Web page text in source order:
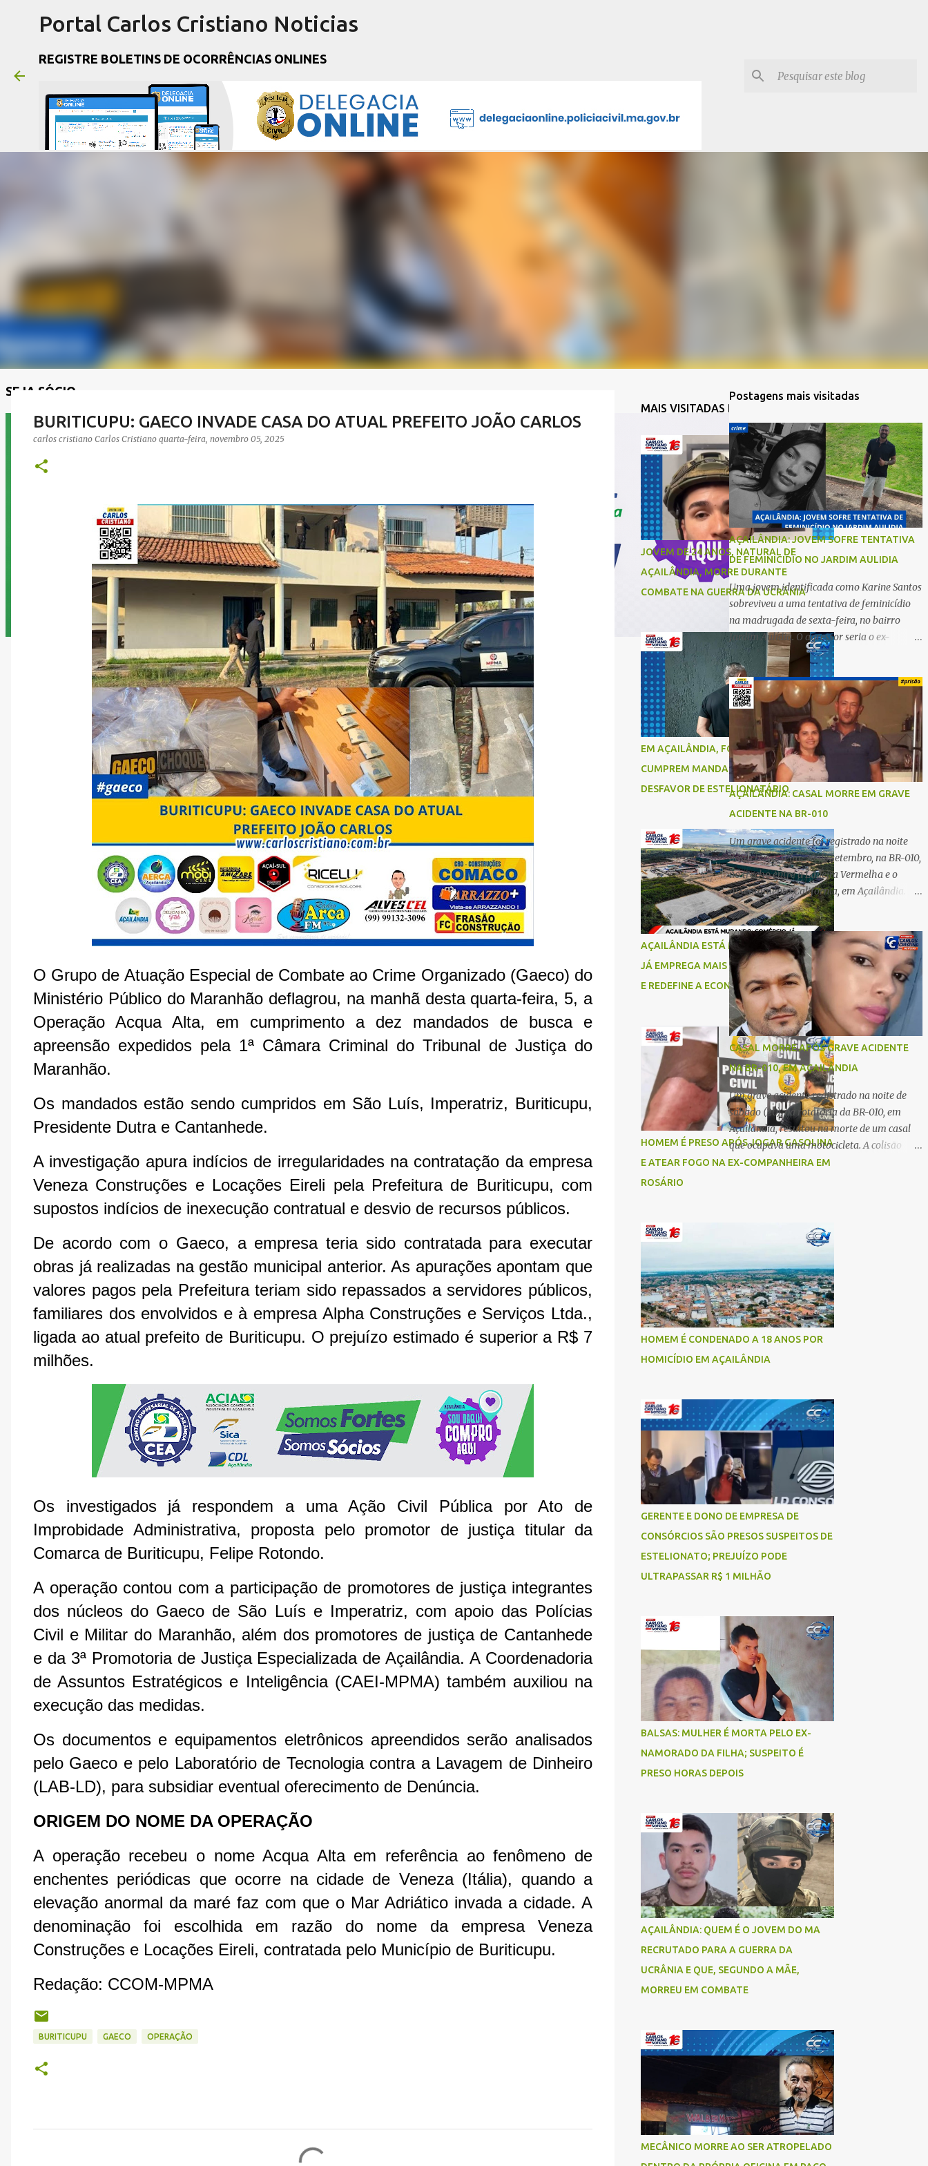
Portal Carlos Cristiano Noticias
REGISTRE BOLETINS DE OCORRÊNCIAS ONLINES
SEJA SÓCIO
BURITICUPU: GAECO INVADE CASA DO ATUAL PREFEITO JOÃO CARLOS
carlos cristiano Carlos Cristiano quarta-feira, novembro 05, 2025
O Grupo de Atuação Especial de Combate ao Crime Organizado (Gaeco) do
Ministério Público do Maranhão deflagrou, na manhã desta quarta-feira, 5, a
Operação Acqua Alta, em cumprimento a dez mandados de busca e
apreensão expedidos pela 1ª Câmara Criminal do Tribunal de Justiça do
Maranhão.
Os mandados estão sendo cumpridos em São Luís, Imperatriz, Buriticupu,
Presidente Dutra e Cantanhede.
A investigação apura indícios de irregularidades na contratação da empresa
Veneza Construções e Locações Eireli pela Prefeitura de Buriticupu, com
supostos indícios de inexecução contratual e desvio de recursos públicos.
De acordo com o Gaeco, a empresa teria sido contratada para executar
obras já realizadas na gestão municipal anterior. As apurações apontam que
valores pagos pela Prefeitura teriam sido repassados a servidores públicos,
familiares dos envolvidos e à empresa Alpha Construções e Serviços Ltda.,
ligada ao atual prefeito de Buriticupu. O prejuízo estimado é superior a R$ 7
milhões.
Os investigados já respondem a uma Ação Civil Pública por Ato de
Improbidade Administrativa, proposta pelo promotor de justiça titular da
Comarca de Buriticupu, Felipe Rotondo.
A operação contou com a participação de promotores de justiça integrantes
dos núcleos do Gaeco de São Luís e Imperatriz, com apoio das Polícias
Civil e Militar do Maranhão, além dos promotores de justiça de Cantanhede
e da 3ª Promotoria de Justiça Especializada de Açailândia. A Coordenadoria
de Assuntos Estratégicos e Inteligência (CAEI-MPMA) também auxiliou na
execução das medidas.
Os documentos e equipamentos eletrônicos apreendidos serão analisados
pelo Gaeco e pelo Laboratório de Tecnologia contra a Lavagem de Dinheiro
(LAB-LD), para subsidiar eventual oferecimento de Denúncia.
ORIGEM DO NOME DA OPERAÇÃO
A operação recebeu o nome Acqua Alta em referência ao fenômeno de
enchentes periódicas que ocorre na cidade de Veneza (Itália), quando a
elevação anormal da maré faz com que o Mar Adriático invada a cidade. A
denominação foi escolhida em razão do nome da empresa Veneza
Construções e Locações Eireli, contratada pelo Município de Buriticupu.
Redação: CCOM-MPMA
BURITICUPU GAECO OPERAÇÃO
MAIS VISITADAS DA SEMANA
JOVEM DE 24 ANOS, NATURAL DE
AÇAILÂNDIA, MORRE DURANTE
COMBATE NA GUERRA DA UCRÂNIA
EM AÇAILÂNDIA, FORÇAS DE SEGURANÇA
CUMPREM MANDADO DE PRISÃO EM
DESFAVOR DE ESTELIONATÁRIO
AÇAILÂNDIA ESTÁ MUDANDO: COMÉRCIO
JÁ EMPREGA MAIS DO QUE A INDÚSTRIA
E REDEFINE A ECONOMIA DO MUNICÍPIO
HOMEM É PRESO APÓS JOGAR GASOLINA
E ATEAR FOGO NA EX-COMPANHEIRA EM
ROSÁRIO
HOMEM É CONDENADO A 18 ANOS POR
HOMICÍDIO EM AÇAILÂNDIA
GERENTE E DONO DE EMPRESA DE
CONSÓRCIOS SÃO PRESOS SUSPEITOS DE
ESTELIONATO; PREJUÍZO PODE
ULTRAPASSAR R$ 1 MILHÃO
BALSAS: MULHER É MORTA PELO EX-
NAMORADO DA FILHA; SUSPEITO É
PRESO HORAS DEPOIS
AÇAILÂNDIA: QUEM É O JOVEM DO MA
RECRUTADO PARA A GUERRA DA
UCRÂNIA E QUE, SEGUNDO A MÃE,
MORREU EM COMBATE
MECÂNICO MORRE AO SER ATROPELADO
Postagens mais visitadas
AÇAILÂNDIA: JOVEM SOFRE TENTATIVA
DE FEMINICIDIO NO JARDIM AULIDIA
Uma jovem identificada como Karine Santos
sobreviveu a uma tentativa de feminicídio
na madrugada de sexta-feira, no bairro
Jardim Aulídia. O agressor seria o ex-
companheiro, com quem manteve um
relacionamento de quase três anos e com
quem tem uma filha. Segundo Karine,
durante todo o dia anterior, o suspeito
enviou mensagens insistindo para reatar o
relacionamento, mas ela deixou claro que
não queria. Naquela noite, a vítima recebeu
o convite de um amigo para ir a uma festa.
Ao chegar ao local, percebeu que o ex
também estava presente, mas permaneceu
tranquila durante todo o evento. O ataque
aconteceu quando Karine retornava para
casa, por volta das 5h40 da manhã.
“Quando cheguei, ele estava escondido.
Assim que me viu, entrou no carro e
começou a me atacar com uma faca,
atingindo também o rapaz que estava
comigo”, relatou. Após a agressão, Karine
recebeu atendimento médico e passa bem,
estando fora de perigo. A jovem também
registrou boletim de ocorrência contra o ex-
companheiro. Mesm...
AÇAILÂNDIA: CASAL MORRE EM GRAVE
ACIDENTE NA BR-010
Um grave acidente foi registrado na noite
desta terça-feira, 30 de setembro, na BR-010,
no trecho entre a Ladeira Vermelha e o
Assentamento Califórnia, em Açailândia. De
acordo com informações apuradas, as
vítimas eram um casal residente em
Imperatriz. Eles haviam vindo até o bairro
Plano da Serra, em Açailândia, para visitar
familiares e estavam a caminho de casa
quando ocorreu a tragédia. O acidente
envolveu uma motocicleta e um caminhão
caçamba. Com o impacto da colisão, o casal
não resistiu aos ferimentos e veio a óbito
ainda no local. As vítimas foram
identificadas como Carmem Rejane e
Ronaldo de Jesus. Equipes de socorro foram
acionadas, mas nada puderam fazer além
de constatar os óbitos. A Polícia Rodoviária
Federal (PRF) esteve no local para controlar
o tráfego e coletar informações que devem
CASAL MORRE APÓS GRAVE ACIDENTE
NA BR-010, EM AÇAILÂNDIA
Um grave acidente registrado na noite de
sábado (20), na rotatória da BR-010, em
Açailândia, resultou na morte de um casal
que ocupava uma motocicleta. A colisão
envolveu uma moto e um carro. De acordo
A passageira da moto chegou a ser
socorrida com vida e encaminhada para
atendimento médico, mas infelizmente não
resistiu aos ferimentos e veio a óbito. Uma
das vítimas foi identificada como Gleiciane,
moradora do bairro Jacu. Até o momento, o
condutor da motocicleta foi identificado
como Julimar Lucena, iria fazer 37 anos no
próximo dia 28 de junho. De acordo com
Testemunhas relataram que, após a suposta
discussão, o condutor da motocicleta teria
invadido a contramão e colidido
frontalmente com um carro. As
circunstâncias do acidente deverão ser
apuradas pelas autoridades competentes. ...